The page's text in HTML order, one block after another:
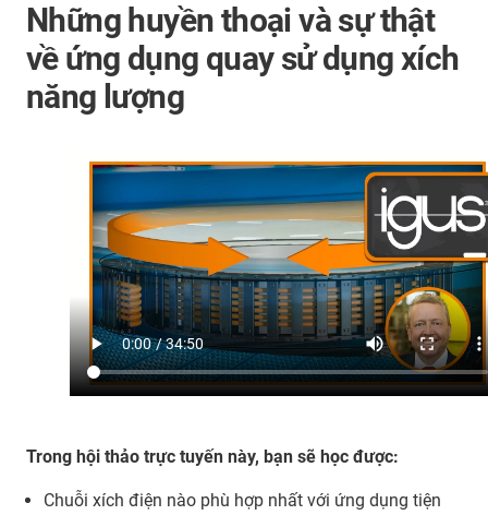
Những huyền thoại và sự thật
về ứng dụng quay sử dụng xích
năng lượng
Trong hội thảo trực tuyến này, bạn sẽ học được:
Chuỗi xích điện nào phù hợp nhất với ứng dụng tiện